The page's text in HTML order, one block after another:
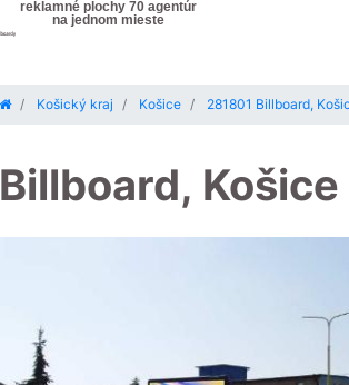
reklamné plochy 70 agentúr
na jednom mieste
Košický kraj Košice 281801 Billboard,
Billboard, Košice